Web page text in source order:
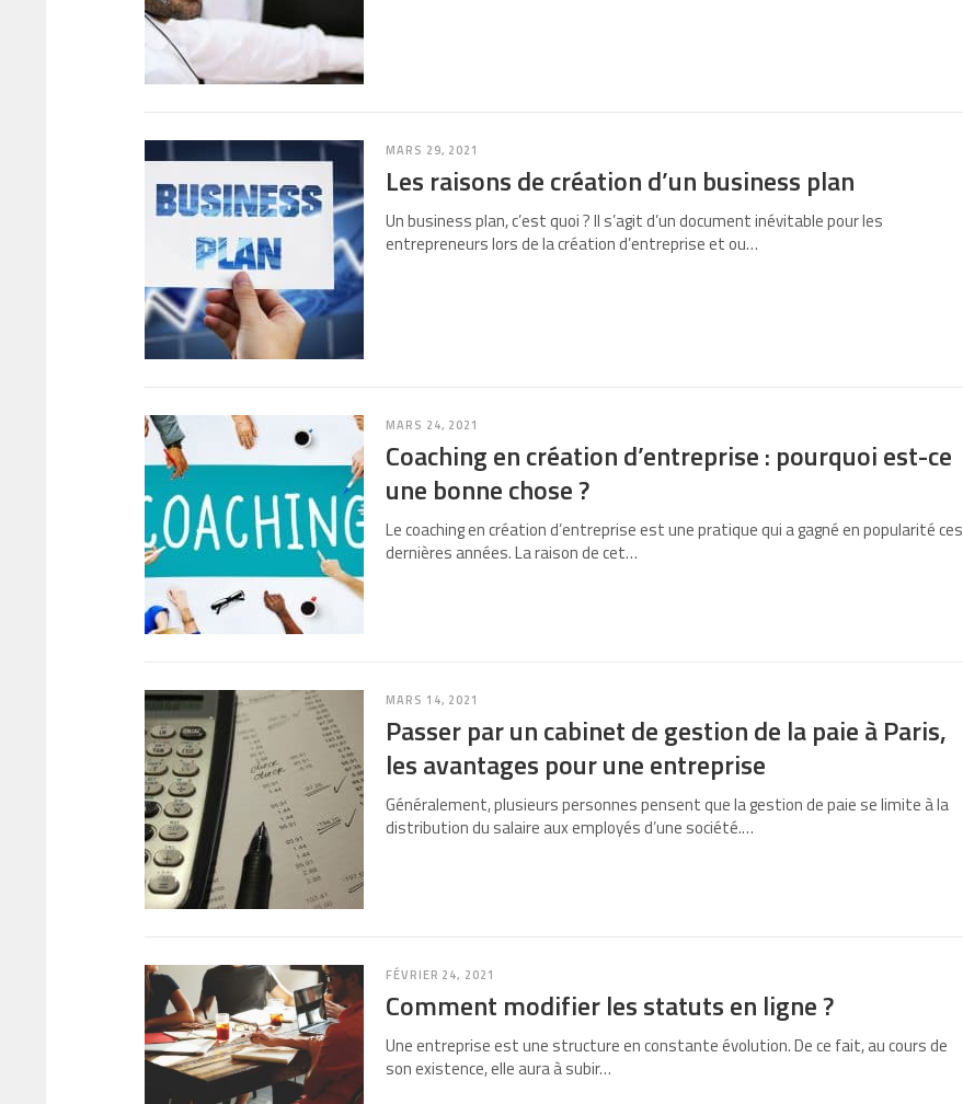
MARS 29, 2021
Les raisons de création d’un business plan
Un business plan, c’est quoi ? Il s’agit d’un document inévitable pour les
entrepreneurs lors de la création d’entreprise et ou…
MARS 24, 2021
Coaching en création d’entreprise : pourquoi est-ce
une bonne chose ?
Le coaching en création d’entreprise est une pratique qui a gagné en popularité ces
dernières années. La raison de cet…
MARS 14, 2021
Passer par un cabinet de gestion de la paie à Paris,
les avantages pour une entreprise
Généralement, plusieurs personnes pensent que la gestion de paie se limite à la
distribution du salaire aux employés d’une société.…
FÉVRIER 24, 2021
Comment modifier les statuts en ligne ?
Une entreprise est une structure en constante évolution. De ce fait, au cours de
son existence, elle aura à subir…